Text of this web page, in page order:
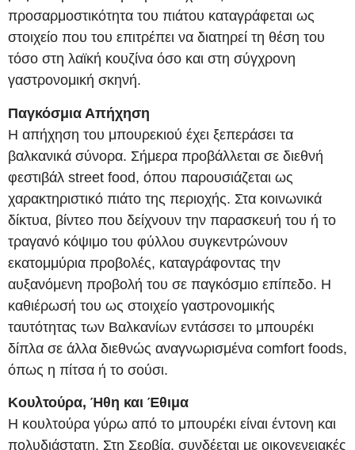
προσαρμοστικότητα του πιάτου καταγράφεται ως
στοιχείο που του επιτρέπει να διατηρεί τη θέση του
τόσο στη λαϊκή κουζίνα όσο και στη σύγχρονη
γαστρονομική σκηνή.
Παγκόσμια Απήχηση
Η απήχηση του μπουρεκιού έχει ξεπεράσει τα
βαλκανικά σύνορα. Σήμερα προβάλλεται σε διεθνή
φεστιβάλ street food, όπου παρουσιάζεται ως
χαρακτηριστικό πιάτο της περιοχής. Στα κοινωνικά
δίκτυα, βίντεο που δείχνουν την παρασκευή του ή το
τραγανό κόψιμο του φύλλου συγκεντρώνουν
εκατομμύρια προβολές, καταγράφοντας την
αυξανόμενη προβολή του σε παγκόσμιο επίπεδο. Η
καθιέρωσή του ως στοιχείο γαστρονομικής
ταυτότητας των Βαλκανίων εντάσσει το μπουρέκι
δίπλα σε άλλα διεθνώς αναγνωρισμένα comfort foods,
όπως η πίτσα ή το σούσι.
Κουλτούρα, Ήθη και Έθιμα
Η κουλτούρα γύρω από το μπουρέκι είναι έντονη και
πολυδιάστατη. Στη Σερβία, συνδέεται με οικογενειακές